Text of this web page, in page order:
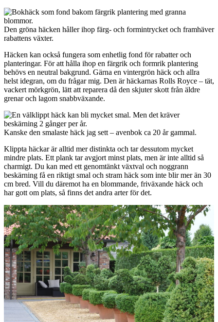
Den gröna häcken håller ihop färg- och formintrycket och framhäver
rabattens växter.
Häcken kan också fungera som enhetlig fond för rabatter och
planteringar. För att hålla ihop en färgrik och formrik plantering
behövs en neutral bakgrund. Gärna en vintergrön häck och allra
helst idegran, om du frågar mig. Den är häckarnas Rolls Royce – tät,
vackert mörkgrön, lätt att reparera då den skjuter skott från äldre
grenar och lagom snabbväxande.
Kanske den smalaste häck jag sett – avenbok ca 20 år gammal.
Klippta häckar är alltid mer distinkta och tar dessutom mycket
mindre plats. Ett plank tar avgjort minst plats, men är inte alltid så
charmigt. Du kan med ett genomtänkt växtval och noggrann
beskärning få en riktigt smal och stram häck som inte blir mer än 30
cm bred. Vill du däremot ha en blommande, friväxande häck och
har gott om plats, så finns det andra arter för det.